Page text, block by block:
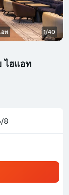
ไฮแอท
8
อท 1/40